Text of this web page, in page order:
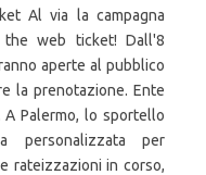
Al via la campagna
the web ticket! Dall'8
aperte al pubblico
la prenotazione. Ente
Palermo, lo sportello
personalizzata per
rateizzazioni in corso,